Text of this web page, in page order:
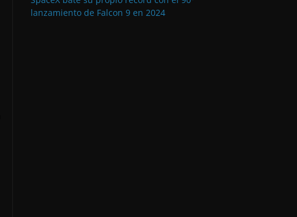
lanzamiento de Falcon 9 en 2024